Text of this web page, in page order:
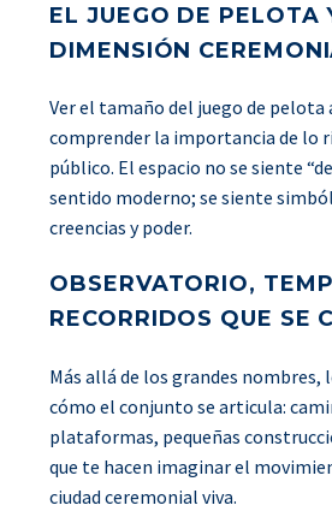
EL JUEGO DE PELOTA
DIMENSIÓN
Ver el tamaño del juego de pelota
comprender la importancia de lo
público. El espacio no se siente
sentido moderno; se siente
creencias y poder.
OBSERVATORIO,
RECORRIDOS QUE SE
Más allá de los grandes nombres,
cómo el conjunto se articula:
plataformas, pequeñas
que te hacen imaginar el
ciudad ceremonial viva.